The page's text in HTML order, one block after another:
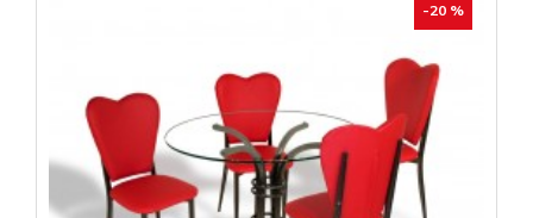
-20 %